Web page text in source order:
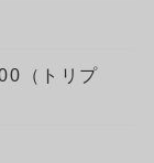
（トリプ